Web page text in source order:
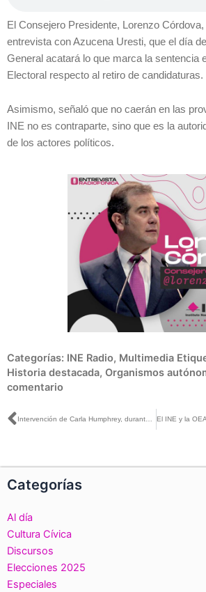
El Consejero Presidente, Lorenzo
entrevista con Azucena Uresti, que el día
General acatará lo que marca la sentencia
Electoral respecto al retiro de candidaturas.
Asimismo, señaló que no caerán en las
INE no es contraparte, sino que es la
de los actores políticos.
Categorías: INE Radio, Multimedia
Historia destacada, Organismos
comentario
Ant Intervención de Carla Humphrey, durante la inauguración del curso para Cadidatas Electorales, Griselda Álvarez Ponce de León
Categorías
Al día
Cultura Cívica
Discursos
Elecciones 2025
Especiales